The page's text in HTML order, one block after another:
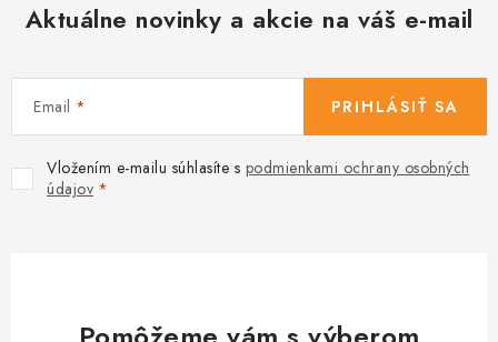
Aktuálne novinky a akcie na váš e-mail
Email
Vložením e-mailu súhlasíte s podmienkami ochrany osobných
údajov
PRIHLÁSIŤ SA